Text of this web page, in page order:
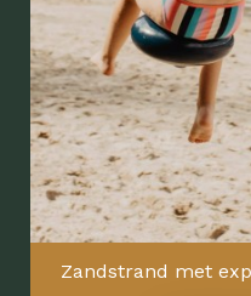
Zandstrand met